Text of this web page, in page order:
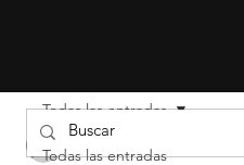
Todas las entradas
Todas las entradas